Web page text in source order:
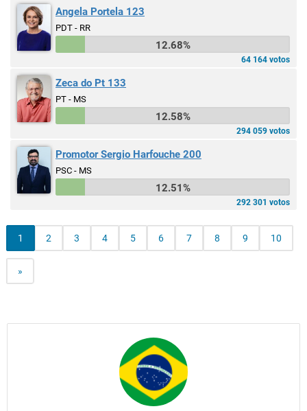
Angela Portela 123
PDT - RR
12.68%
64 164 votos
Zeca do Pt 133
PT - MS
12.58%
294 059 votos
Promotor Sergio Harfouche 200
PSC - MS
12.51%
292 301 votos
1 2 3 4 5 6 7 8 9 10
»